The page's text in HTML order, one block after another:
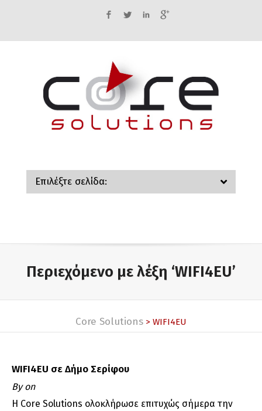
FacebookTwitterLinkedIn
Επιλέξτε σελίδα:
Περιεχόμενο με λέξη ‘WIFI4EU’
Core Solutions > WIFI4EU
WIFI4EU σε Δήμο Σερίφου
Byon
Η Core Solutions ολοκλήρωσε επιτυχώς σήμερα την